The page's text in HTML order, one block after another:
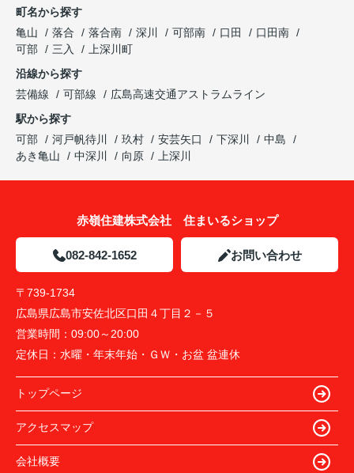
町名から探す
亀山
落合 落合南 深川 可部南 口田
口田南
可部
三入
上深川町
沿線から探す
芸備線
可部線
広島高速交通アストラムライン
駅から探す
可部
河戸帆待川 玖村 安芸矢口 下深川
中島
あき亀山
中深川 向原 上深川
赤嶺住建株式会社 住まいるショップ
082-842-1652 お問い合わせ
〒739-1734
広島県広島市安佐北区口田４丁目２－５
営業時間： 09:00～20:00
定休日： 水曜・年末年始・ＧＷ・お盆 盆連休
トップページ
アクセスマップ
会社概要